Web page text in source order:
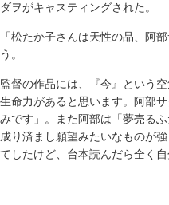
ヲがキャスティングされた。
松たか子さんは天性の品、阿
。
督の作品には、『今』という
命力があると思います。阿部
です」。また阿部は「夢売る
り済まし願望みたいなものが
したけど、台本読んだら全く